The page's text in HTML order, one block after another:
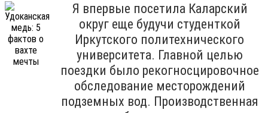
Я впервые посетила Каларский
округ еще будучи студенткой
Иркутского политехнического
университета. Главной целью
поездки было рекогносцировочное
обследование месторождений
подземных вод. Производственная